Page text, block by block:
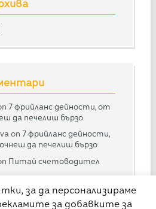
7 фрийланс дейности, от
да печелиш бързо
on7 фрийланс дейности,
да печелиш бързо
Питай счетоводител
счетоводител #23
Питай счетоводител
за да персонализираме
за добавките за